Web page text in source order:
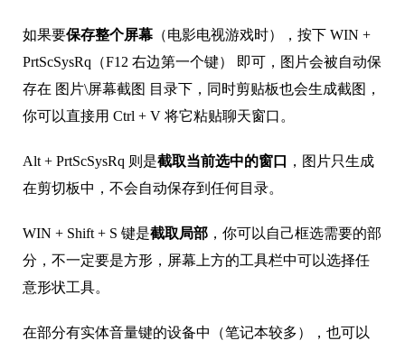
如果要保存整个屏幕 （电影电视游戏时），按下 WIN +
PrtScSysRq（F12 右边第一个键） 即可，图片会被自动保
存在 图片\屏幕截图 目录下，同时剪贴板也会生成截图，
你可以直接用 Ctrl + V 将它粘贴聊天窗口。
Alt + PrtScSysRq 则是截取当前选中的窗口
，图片只生成
在剪切板中，不会自动保存到任何目录。
WIN + Shift + S 键是截取局部 ，你可以自己框选需要的部
分，不一定要是方形，屏幕上方的工具栏中可以选择任
意形状工具。
在部分有实体音量键的设备中（笔记本较多），也可以